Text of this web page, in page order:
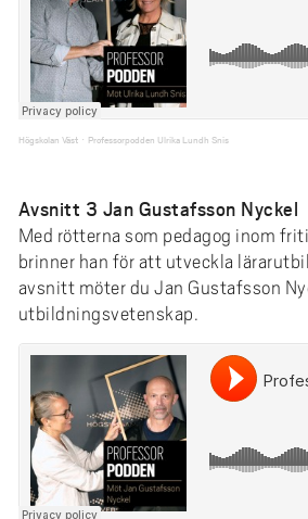
Högskolan Väst· Professorpodden Ulrika Lundh Snis
Avsnitt 3 Jan Gustafsson Nyckel
Med rötterna som pedagog inom
brinner han för att utveckla
avsnitt möter du Jan Gustafsson
utbildningsvetenskap.